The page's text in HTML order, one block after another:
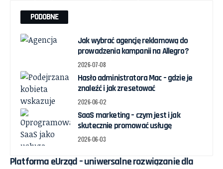
PODOBNE
Jak wybrać agencję reklamową do
prowadzenia kampanii na Allegro?
2026-07-08
Hasło administratora Mac – gdzie je
znaleźć i jak zresetować
2026-06-02
SaaS marketing – czym jest i jak
skutecznie promować usługę
2026-06-03
Platforma eUrząd – uniwersalne rozwiązanie dla